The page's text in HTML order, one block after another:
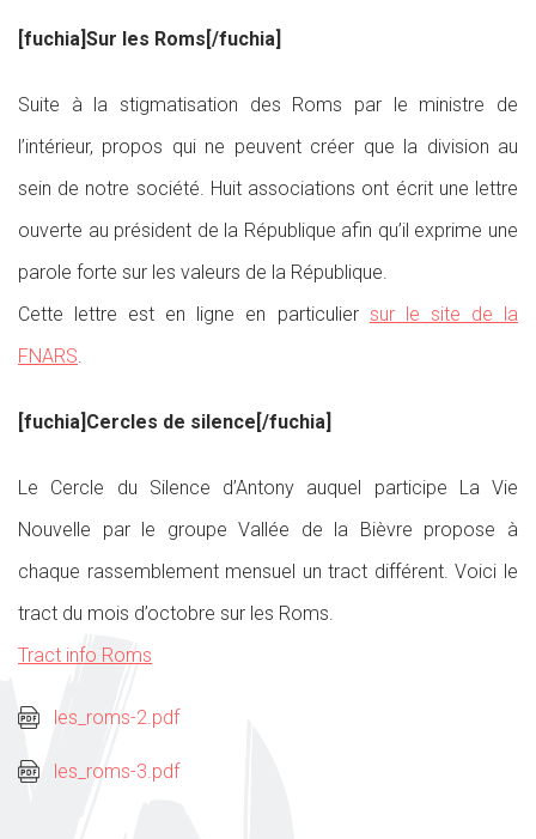
[fuchia]Sur les Roms[/fuchia]
Suite à la stigmatisation des Roms par le ministre de
l’intérieur, propos qui ne peuvent créer que la division au
sein de notre société. Huit associations ont écrit une lettre
ouverte au président de la République afin qu’il exprime une
parole forte sur les valeurs de la République.
Cette lettre est en ligne en particulier sur le site de la
FNARS.
[fuchia]Cercles de silence[/fuchia]
Le Cercle du Silence d’Antony auquel participe La Vie
Nouvelle par le groupe Vallée de la Bièvre propose à
chaque rassemblement mensuel un tract différent. Voici le
tract du mois d’octobre sur les Roms.
Tract info Roms
les_roms-2.pdf
les_roms-3.pdf